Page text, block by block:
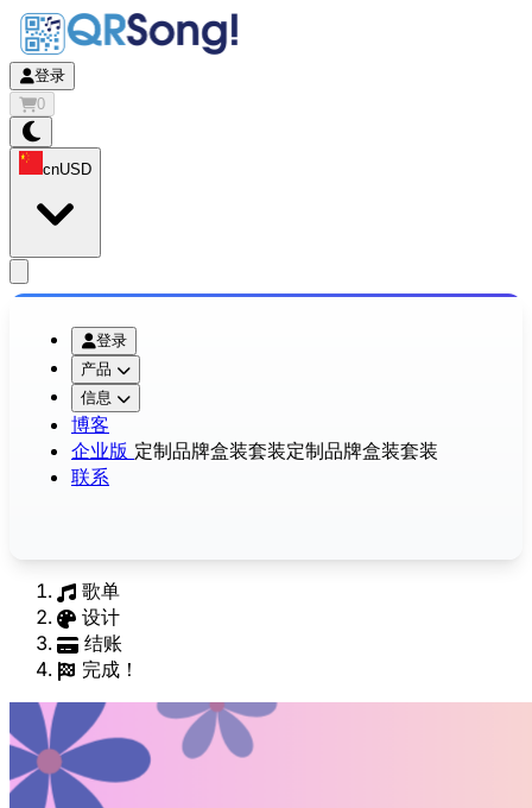
登录
0
cnUSD
登录
产品
信息
博客
企业版 定制品牌盒装套装定制品牌盒装套装
联系
歌单
设计
结账
完成！